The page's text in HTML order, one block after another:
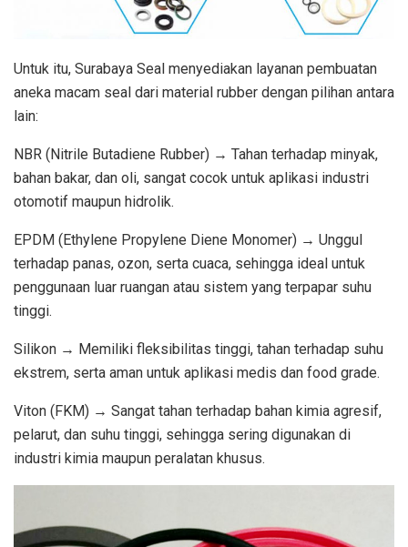
Untuk itu, Surabaya Seal menyediakan layanan pembuatan
aneka macam seal dari material rubber dengan pilihan antara
lain:
NBR (Nitrile Butadiene Rubber) → Tahan terhadap minyak,
bahan bakar, dan oli, sangat cocok untuk aplikasi industri
otomotif maupun hidrolik.
EPDM (Ethylene Propylene Diene Monomer) → Unggul
terhadap panas, ozon, serta cuaca, sehingga ideal untuk
penggunaan luar ruangan atau sistem yang terpapar suhu
tinggi.
Silikon → Memiliki fleksibilitas tinggi, tahan terhadap suhu
ekstrem, serta aman untuk aplikasi medis dan food grade.
Viton (FKM) → Sangat tahan terhadap bahan kimia agresif,
pelarut, dan suhu tinggi, sehingga sering digunakan di
industri kimia maupun peralatan khusus.